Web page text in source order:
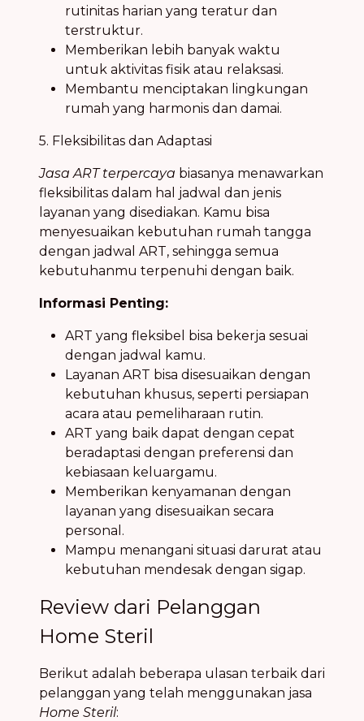
rutinitas harian yang teratur dan
terstruktur.
Memberikan lebih banyak waktu
untuk aktivitas fisik atau relaksasi.
Membantu menciptakan lingkungan
rumah yang harmonis dan damai.
5. Fleksibilitas dan Adaptasi
Jasa ART terpercaya biasanya menawarkan
fleksibilitas dalam hal jadwal dan jenis
layanan yang disediakan. Kamu bisa
menyesuaikan kebutuhan rumah tangga
dengan jadwal ART, sehingga semua
kebutuhanmu terpenuhi dengan baik.
Informasi Penting:
ART yang fleksibel bisa bekerja sesuai
dengan jadwal kamu.
Layanan ART bisa disesuaikan dengan
kebutuhan khusus, seperti persiapan
acara atau pemeliharaan rutin.
ART yang baik dapat dengan cepat
beradaptasi dengan preferensi dan
kebiasaan keluargamu.
Memberikan kenyamanan dengan
layanan yang disesuaikan secara
personal.
Mampu menangani situasi darurat atau
kebutuhan mendesak dengan sigap.
Review dari Pelanggan
Home Steril
Berikut adalah beberapa ulasan terbaik dari
pelanggan yang telah menggunakan jasa
Home Steril: